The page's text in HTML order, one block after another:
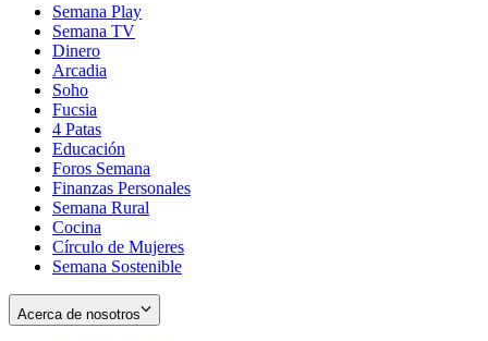
Semana Play
Semana TV
Dinero
Arcadia
Soho
in
new
window
Fucsia
in
new
window
4 Patas
Educación
Foros Semana
Finanzas Personales
Semana Rural
Cocina
Círculo de Mujeres
Semana Sostenible
Acerca de nosotros